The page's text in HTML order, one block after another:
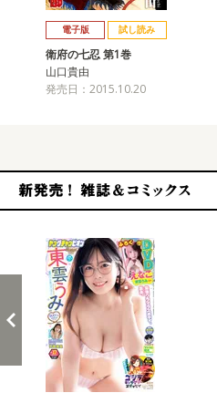
電子版 試し読み
衛府の七忍 第1巻
山口貴由
発売日：2015.10.20